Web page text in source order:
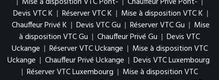
Devis VTC K | Réserver VTC K | Mise à disposition VTC K |
Chauffeur Privé K | Devis VTC Gu | Réserver VTC Gu | Mise
à disposition VTC Gu | Chauffeur Privé Gu | Devis VTC
Uckange | Réserver VTC Uckange | Mise à disposition VTC
Uckange | Chauffeur Privé Uckange | Devis VTC Luxembourg
| Réserver VTC Luxembourg | Mise à disposition VTC